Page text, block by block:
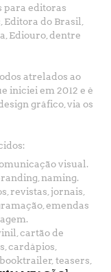
para editoras
do Brasil,
Ediouro, dentre
atrelados ao
iniciei em 2012 e é
gráfico, via os
visual.
naming.
revistas, jornais,
emendas
cartão de
cardápios,
teasers,